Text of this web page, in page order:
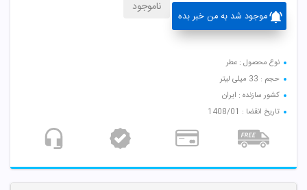
موجود شد به من خبر بده
ناموجود
نوع محصول : عطر
حجم : 33 میلی لیتر
کشور سازنده : ایران
تاریخ انقضا : 1408/01